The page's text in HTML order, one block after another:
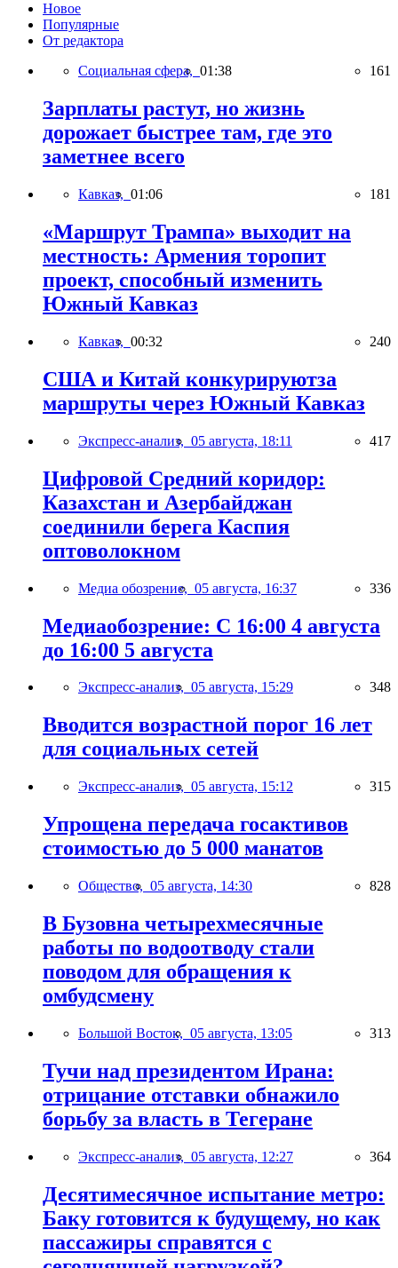
Новое
Популярные
От редактора
Социальная сфера, 01:38 161
Зарплаты растут, но жизнь
дорожает быстрее там, где это
заметнее всего
Кавказ, 01:06 181
«Маршрут Трампа» выходит на
местность: Армения торопит
проект, способный изменить
Южный Кавказ
Кавказ, 00:32 240
США и Китай конкурируютза
маршруты через Южный Кавказ
Экспресс-анализ, 05 августа, 18:11 417
Цифровой Средний коридор:
Казахстан и Азербайджан
соединили берега Каспия
оптоволокном
Медиа обозрение, 05 августа, 16:37 336
Медиаобозрение: С 16:00 4 августа
до 16:00 5 августа
Экспресс-анализ, 05 августа, 15:29 348
Вводится возрастной порог 16 лет
для социальных сетей
Экспресс-анализ, 05 августа, 15:12 315
Упрощена передача госактивов
стоимостью до 5 000 манатов
Общество, 05 августа, 14:30 828
В Бузовна четырехмесячные
работы по водоотводу стали
поводом для обращения к
омбудсмену
Большой Восток, 05 августа, 13:05 313
Тучи над президентом Ирана:
отрицание отставки обнажило
борьбу за власть в Тегеране
Экспресс-анализ, 05 августа, 12:27 364
Десятимесячное испытание метро:
Баку готовится к будущему, но как
пассажиры справятся с